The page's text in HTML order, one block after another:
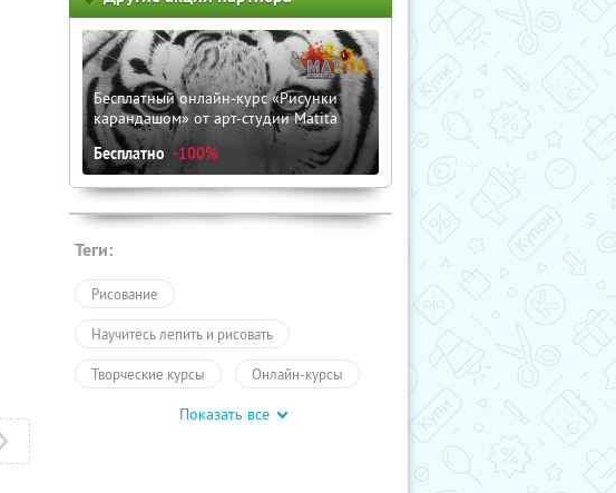
Бесплатный онлайн-курс «Рисунки
карандашом» от арт-студии Matita
Бесплатно -100%
Теги:
Рисование
Научитесь лепить и рисовать
Творческие курсы Онлайн-курсы
Обучение
Показать все